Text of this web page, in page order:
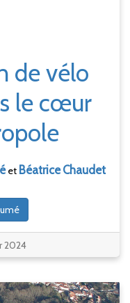
de vélo
le cœur
et BéatriceChaudet
2024